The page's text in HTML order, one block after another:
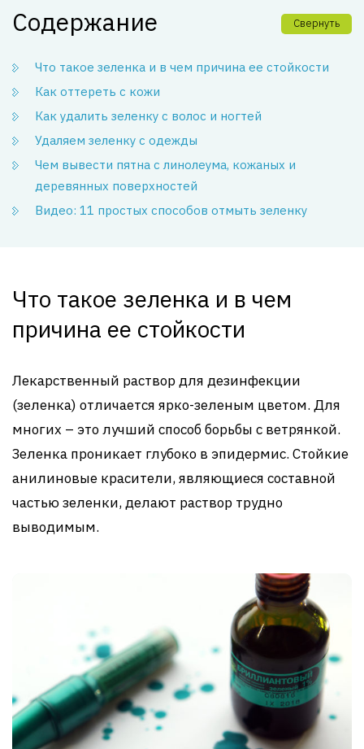
Содержание Свернуть
Что такое зеленка и в чем причина ее стойкости
Как оттереть с кожи
Как удалить зеленку с волос и ногтей
Удаляем зеленку с одежды
Чем вывести пятна с линолеума, кожаных и
деревянных поверхностей
Видео: 11 простых способов отмыть зеленку
Что такое зеленка и в чем
причина ее стойкости
Лекарственный раствор для дезинфекции
(зеленка) отличается ярко-зеленым цветом. Для
многих – это лучший способ борьбы с ветрянкой.
Зеленка проникает глубоко в эпидермис. Стойкие
анилиновые красители, являющиеся составной
частью зеленки, делают раствор трудно
выводимым.